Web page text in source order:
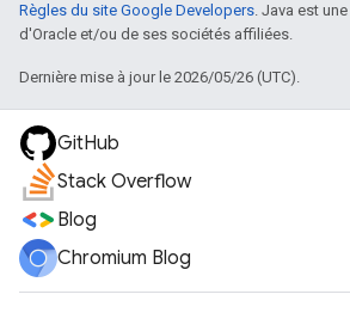
Règles du site Google Developers. Java est
d'Oracle et/ou de ses sociétés affiliées.
Dernière mise à jour le 2026/05/26 (UTC).
GitHub
Stack Overflow
Blog
Chromium Blog